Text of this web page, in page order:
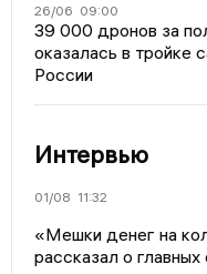
26/06 09:00
39 000 дронов за
оказалась в тройке
России
Интервью
01/08 11:32
«Мешки денег на
рассказал о